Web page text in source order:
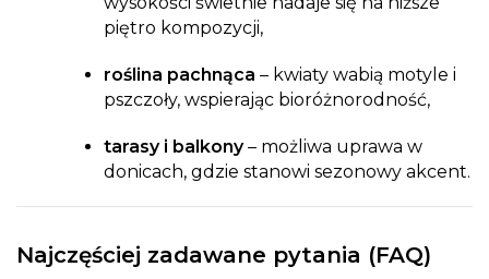
piętro kompozycji,
roślina pachnąca – kwiaty wabią motyle i
pszczoły, wspierając bioróżnorodność,
tarasy i balkony– możliwa uprawa w
donicach, gdzie stanowi sezonowy akcent.
Najczęściej zadawane pytania (FAQ)